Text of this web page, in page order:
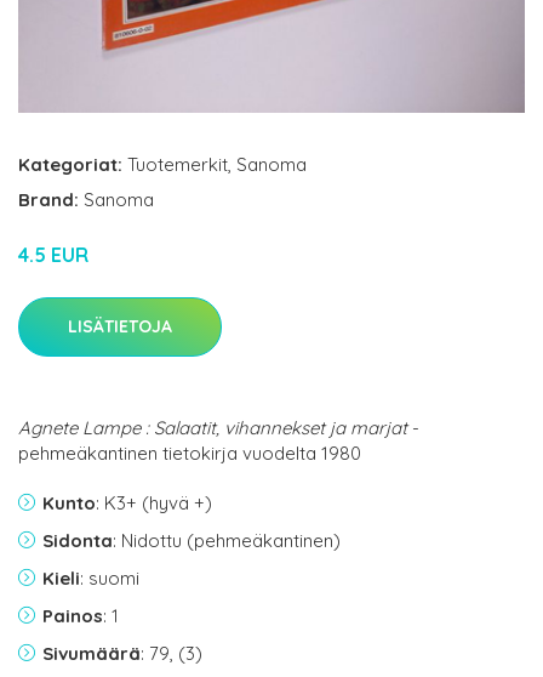
Kategoriat: Tuotemerkit, Sanoma
Brand: Sanoma
4.5 EUR
LISÄTIETOJA
Agnete Lampe : Salaatit, vihannekset ja marjat-
pehmeäkantinen tietokirja vuodelta 1980
Kunto: K3+ (hyvä +)
Sidonta: Nidottu (pehmeäkantinen)
Kieli: suomi
Painos: 1
Sivumäärä: 79, (3)